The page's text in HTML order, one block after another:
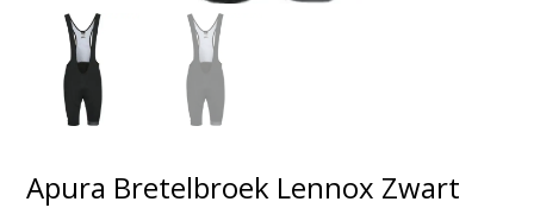
Apura Bretelbroek Lennox Zwart